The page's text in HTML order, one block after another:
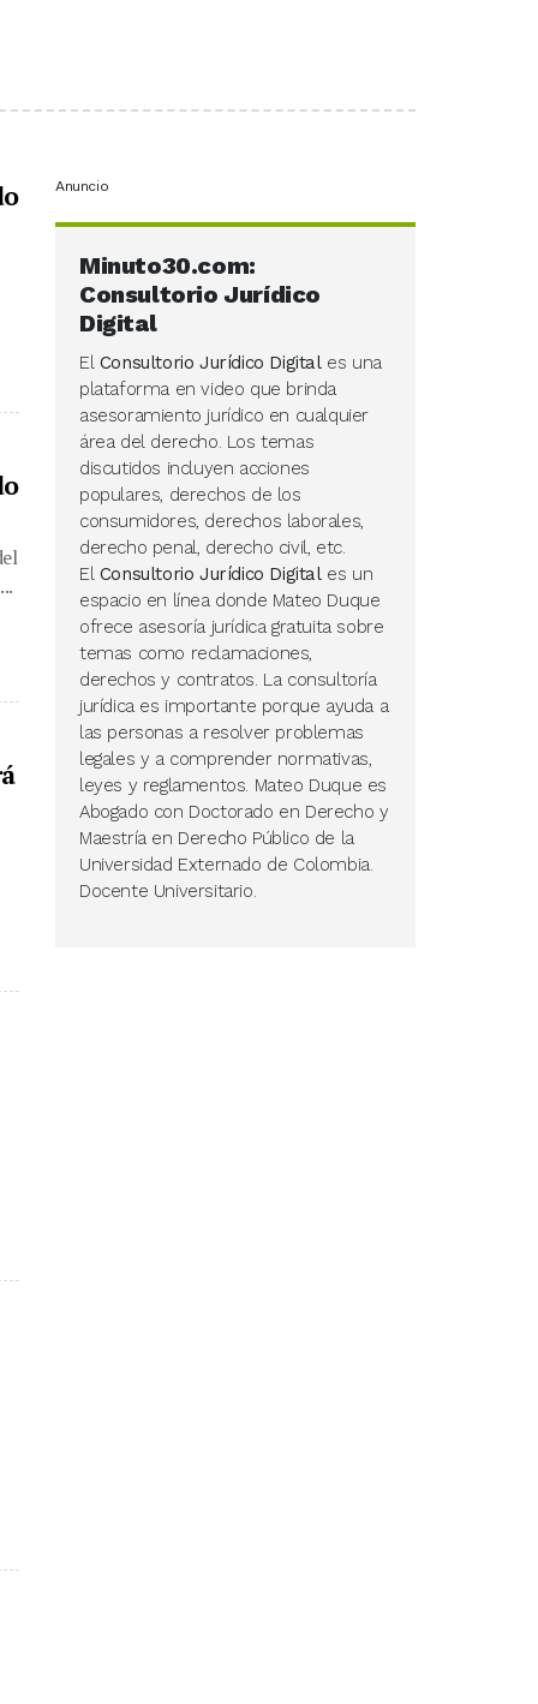
Anuncio
Minuto30.com:
Consultorio Jurídico
Digital
El Consultorio Jurídico Digitales una
plataforma en video que brinda
asesoramiento jurídico en cualquier
área del derecho. Los temas
discutidos incluyen acciones
populares, derechos de los
consumidores, derechos laborales,
derecho penal, derecho civil, etc.
El Consultorio Jurídico Digitales un
espacio en línea donde Mateo Duque
ofrece asesoría jurídica gratuita sobre
temas como reclamaciones,
derechos y contratos. La consultoría
jurídica es importante porque ayuda a
las personas a resolver problemas
legales y a comprender normativas,
leyes y reglamentos. Mateo Duque es
Abogado con Doctorado en Derecho y
Maestría en Derecho Público de la
Universidad Externado de Colombia.
Docente Universitario.